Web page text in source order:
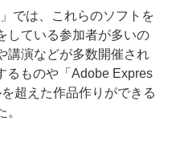
では、これらのソフトを
している参加者が多いの
講演などが多数開催され
るものや「Adobe Expres
超えた作品作りができる